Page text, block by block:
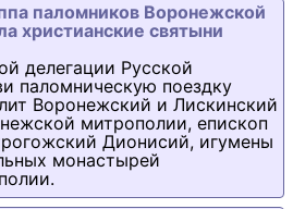
паломников Воронежской
христианские святыни
делегации Русской
паломническую поездку
Воронежский и Лискинский
митрополии, епископ
Дионисий, игумены
монастырей